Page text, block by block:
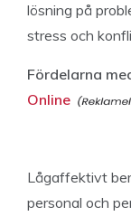
lösning på
stress och
Fördelarna
Online
Lågaffektivt
personal och